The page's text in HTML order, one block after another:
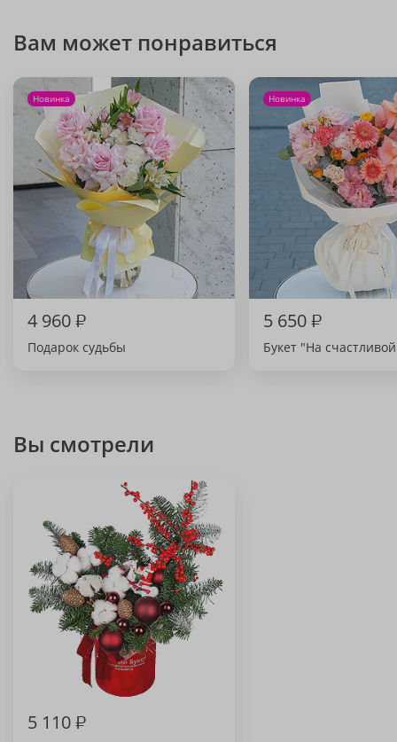
Вам может понравиться
Новинка
4 960₽
Подарок судьбы
Новинка
5 650₽
Букет "На
Вы смотрели
5 110₽